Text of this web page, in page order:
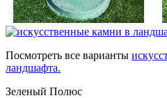
Посмотреть все варианты
ландшафта.
Зеленый Полюс